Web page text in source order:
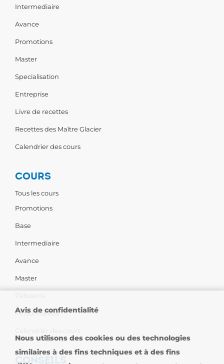
Intermediaire
Avance
Promotions
Master
Specialisation
Entreprise
Livre de recettes
Recettes des Maître Glacier
Calendrier des cours
COURS
Tous les cours
Promotions
Base
Intermediaire
Avance
Master
Personnalises
CONSEILS
Avis de confidentialité
Nous utilisons des cookies ou des technologies
similaires à des fins techniques et à des fins